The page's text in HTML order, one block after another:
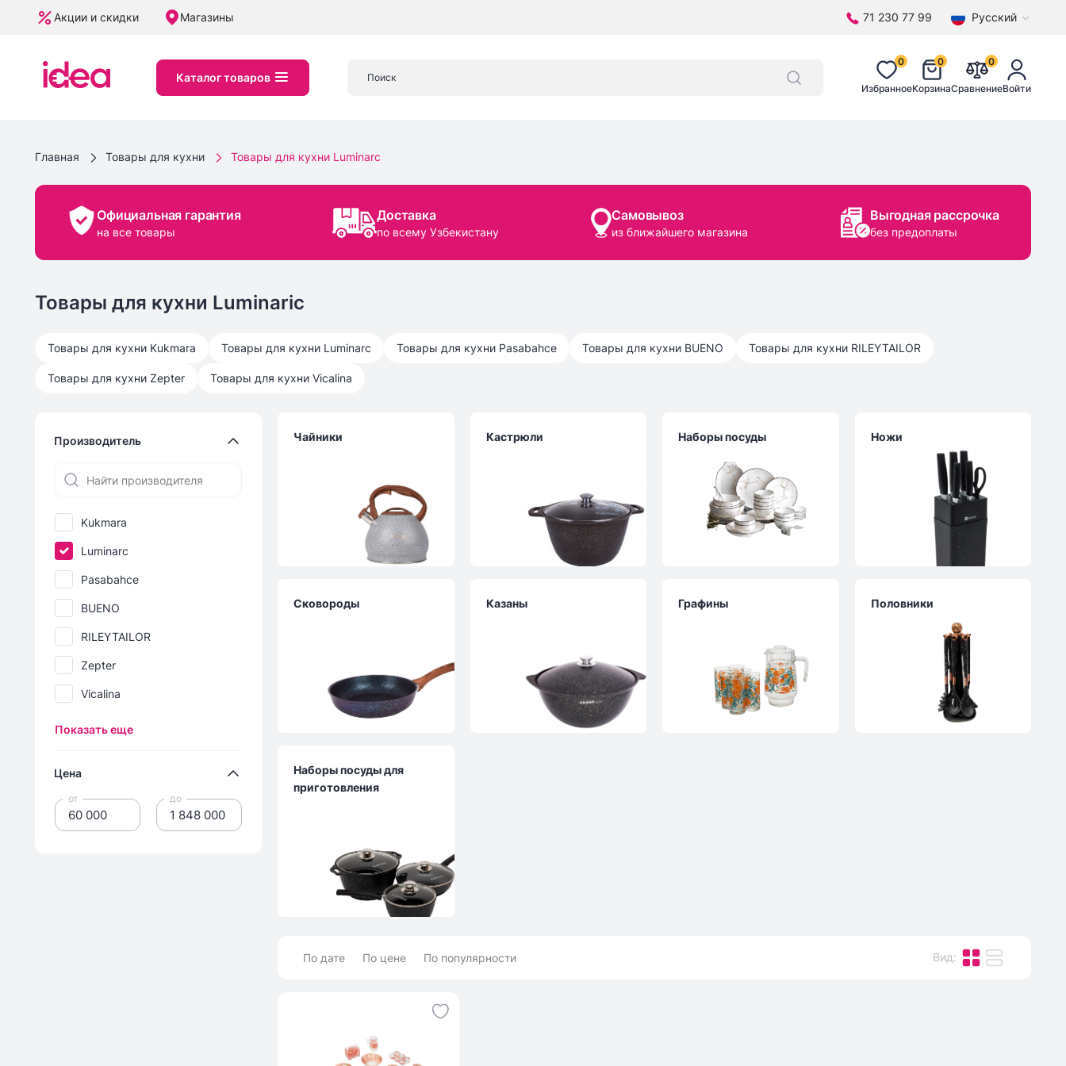
Акции и скидки Магазины 71 230 77 99 Русский
Каталог товаров
0
Избранное
0
Корзина
0
СравнениеВойти
Главная Товары для кухни Товары для кухни Luminarc
Официальная гарантия
на все товары
Доставка
по всему Узбекистану
Самовывоз
из ближайшего магазина
Выгодная рассрочка
без предоплаты
Товары для кухни Luminaric
Товары для кухни Kukmara Товары для кухни Luminarc Товары для кухни Pasabahce Товары для кухни BUENO Товары для кухни RILEYTAILOR
Товары для кухни Zepter Товары для кухни Vicalina
Производитель
Kukmara
Luminarc
Pasabahce
BUENO
RILEYTAILOR
Zepter
Vicalina
Показать еще
Цена
от до
Чайники Кастрюли Наборы посуды Ножи
Сковороды Казаны Графины Половники
Наборы посуды для
приготовления
По дате По цене По популярности Вид: